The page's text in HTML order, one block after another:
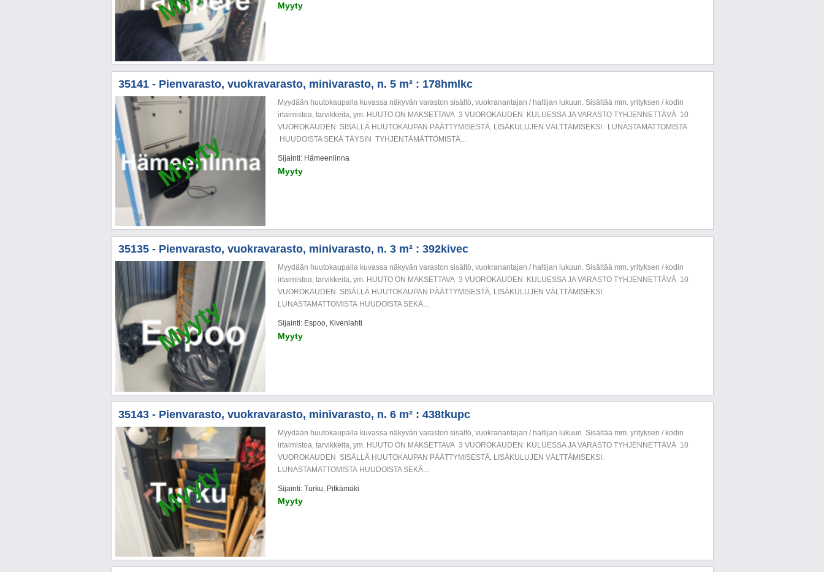
Myyty
35141 - Pienvarasto, vuokravarasto, minivarasto, n. 5 m² : 178hmlkc
Myyty
Myydään huutokaupalla kuvassa näkyvän varaston sisältö, vuokranantajan / haltijan lukuun. Sisältää mm. yrityksen / kodin
irtaimistoa, tarvikkeita, ym. HUUTO ON MAKSETTAVA 3 VUOROKAUDEN KULUESSA JA VARASTO TYHJENNETTÄVÄ 10
VUOROKAUDEN SISÄLLÄ HUUTOKAUPAN PÄÄTTYMISESTÄ, LISÄKULUJEN VÄLTTÄMISEKSI. LUNASTAMATTOMISTA
HUUDOISTA SEKÄ TÄYSIN TYHJENTÄMÄTTÖMISTÄ...
Sijainti: Hämeenlinna
Myyty
35135 - Pienvarasto, vuokravarasto, minivarasto, n. 3 m² : 392kivec
Myyty
Myydään huutokaupalla kuvassa näkyvän varaston sisältö, vuokranantajan / haltijan lukuun. Sisältää mm. yrityksen / kodin
irtaimistoa, tarvikkeita, ym. HUUTO ON MAKSETTAVA 3 VUOROKAUDEN KULUESSA JA VARASTO TYHJENNETTÄVÄ 10
VUOROKAUDEN SISÄLLÄ HUUTOKAUPAN PÄÄTTYMISESTÄ, LISÄKULUJEN VÄLTTÄMISEKSI.
LUNASTAMATTOMISTA HUUDOISTA SEKÄ...
Sijainti: Espoo, Kivenlahti
Myyty
35143 - Pienvarasto, vuokravarasto, minivarasto, n. 6 m² : 438tkupc
Myyty
Myydään huutokaupalla kuvassa näkyvän varaston sisältö, vuokranantajan / haltijan lukuun. Sisältää mm. yrityksen / kodin
irtaimistoa, tarvikkeita, ym. HUUTO ON MAKSETTAVA 3 VUOROKAUDEN KULUESSA JA VARASTO TYHJENNETTÄVÄ 10
VUOROKAUDEN SISÄLLÄ HUUTOKAUPAN PÄÄTTYMISESTÄ, LISÄKULUJEN VÄLTTÄMISEKSI.
LUNASTAMATTOMISTA HUUDOISTA SEKÄ...
Sijainti: Turku, Pitkämäki
Myyty